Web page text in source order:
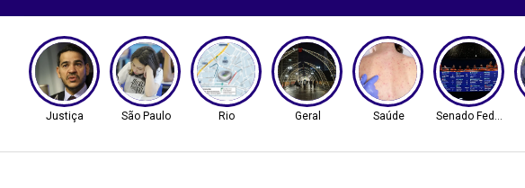
Justiça São Paulo Rio Geral Saúde Senado Federal